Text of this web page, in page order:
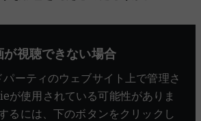
が視聴できない場合
ーティのウェブサイト上で管理さ
が使用されている可能性がありま
るには、下のボタンをクリックし